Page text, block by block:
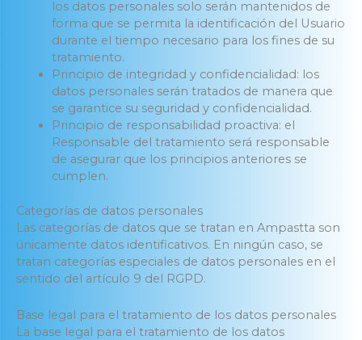
los datos personales solo serán mantenidos de
forma que se permita la identificación del Usuario
durante el tiempo necesario para los fines de su
tratamiento.
Principio de integridad y confidencialidad: los
datos personales serán tratados de manera que
se garantice su seguridad y confidencialidad.
Principio de responsabilidad proactiva: el
Responsable del tratamiento será responsable
de asegurar que los principios anteriores se
cumplen.
Categorías de datos personales
Las categorías de datos que se tratan en Ampastta son
únicamente datos identificativos. En ningún caso, se
tratan categorías especiales de datos personales en el
sentido del artículo 9 del RGPD.
Base legal para el tratamiento de los datos personales
La base legal para el tratamiento de los datos